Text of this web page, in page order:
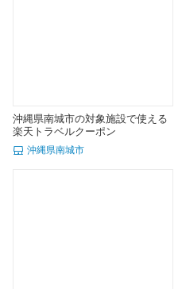
沖縄県南城市の対象施設で使える
楽天トラベルクーポン
沖縄県南城市